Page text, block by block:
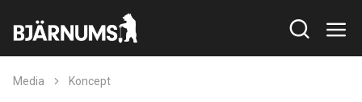
Media Koncept